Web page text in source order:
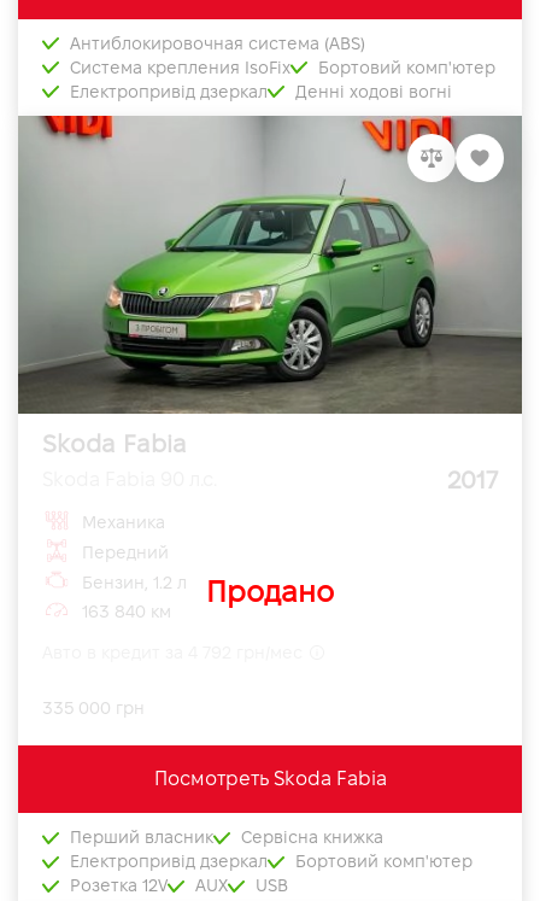
Антиблокировочная система (ABS)
Система крепления IsoFix
Бортовий комп'ютер
Електропривід дзеркал
Денні ходові вогні
Skoda Fabia
2017
Продано
Механика
Передний
Бензин, 1.2 л
163 840 км
335 000 грн
Посмотреть Skoda Fabia
Перший власник
Сервісна книжка
Електропривід дзеркал
Бортовий комп'ютер
Розетка 12V
AUX USB